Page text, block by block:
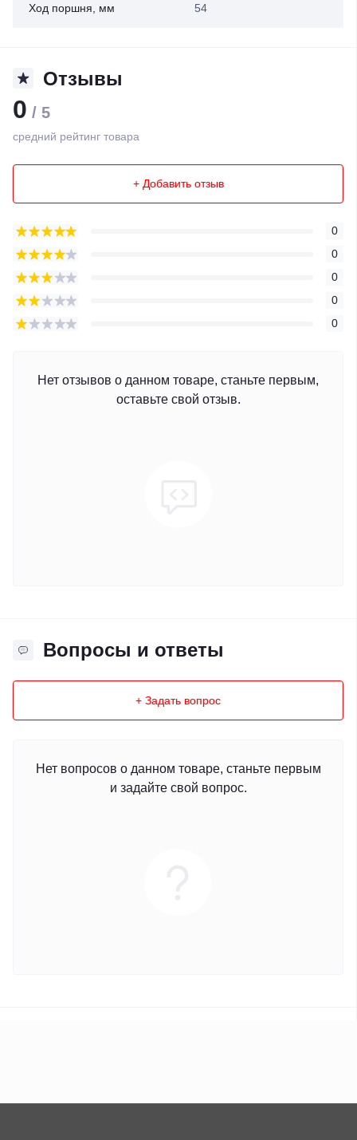
Ход поршня, мм 54
Отзывы
0 / 5
средний рейтинг товара
+ Добавить отзыв
0
0
0
0
0
Нет отзывов о данном товаре, станьте первым,
оставьте свой отзыв.
Вопросы и ответы
+ Задать вопрос
Нет вопросов о данном товаре, станьте первым
и задайте свой вопрос.